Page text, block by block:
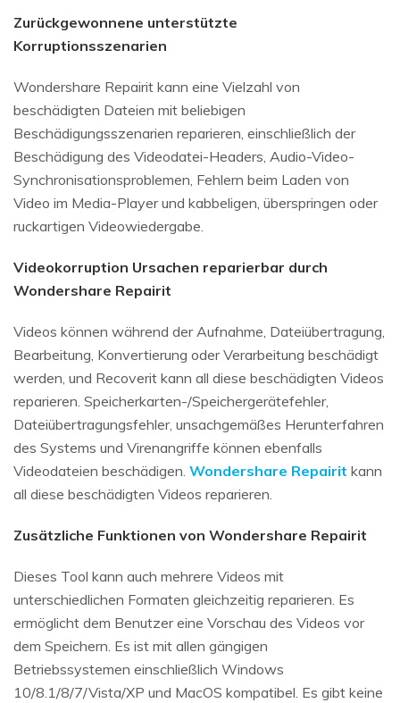
Zurückgewonnene unterstützte
Korruptionsszenarien
Wondershare Repairit kann eine Vielzahl von
beschädigten Dateien mit beliebigen
Beschädigungsszenarien reparieren, einschließlich der
Beschädigung des Videodatei-Headers, Audio-Video-
Synchronisationsproblemen, Fehlern beim Laden von
Video im Media-Player und kabbeligen, überspringen oder
ruckartigen Videowiedergabe.
Videokorruption Ursachen reparierbar durch
Wondershare Repairit
Videos können während der Aufnahme, Dateiübertragung,
Bearbeitung, Konvertierung oder Verarbeitung beschädigt
werden, und Recoverit kann all diese beschädigten Videos
reparieren. Speicherkarten-/Speichergerätefehler,
Dateiübertragungsfehler, unsachgemäßes Herunterfahren
des Systems und Virenangriffe können ebenfalls
Videodateien beschädigen. Wondershare Repairit kann
all diese beschädigten Videos reparieren.
Zusätzliche Funktionen von Wondershare Repairit
Dieses Tool kann auch mehrere Videos mit
unterschiedlichen Formaten gleichzeitig reparieren. Es
ermöglicht dem Benutzer eine Vorschau des Videos vor
dem Speichern. Es ist mit allen gängigen
Betriebssystemen einschließlich Windows
10/8.1/8/7/Vista/XP und MacOS kompatibel. Es gibt keine